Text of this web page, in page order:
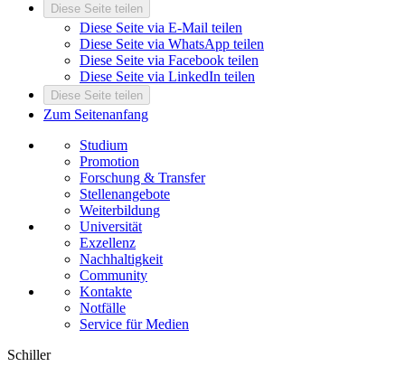
Diese Seite teilen
Diese Seite via E-Mail teilen
Diese Seite via WhatsApp teilen
Diese Seite via Facebook teilen
Diese Seite via LinkedIn teilen
Diese Seite teilen
Zum Seitenanfang
Studium
Promotion
Forschung & Transfer
Stellenangebote
Weiterbildung
Universität
Exzellenz
Nachhaltigkeit
Community
Kontakte
Notfälle
Service für Medien
Schiller